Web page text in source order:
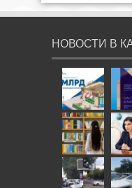
НОВОСТИ В